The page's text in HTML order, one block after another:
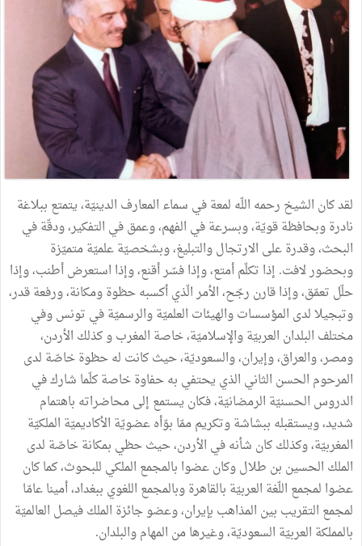
لقد كان الشيخ رحمه اللّه لمعة في سماء المعارف الدينيّة، يتمتع ببلاغة
نادرة وبحافظة قويّة، وبسرعة في الفهم، وعمق في التفكير، ودقّة في
البحث، وقدرة على الارتجال والتبليغ، وبشخصيّة علميّة متميّزة
وبحضور لافت. إذا تكلّم أمتع، وإذا فسّر أقنع، وإذا استعرض أطنب، وإذا
حلّل تعمّق، وإذا قارن رجّح، الأمر الّذي أكسبه حظوة ومكانة، ورفعة قدر،
وتبجيلا لدى المؤسسات والهيئات العلميّة والرسميّة في تونس وفي
مختلف البلدان العربيّة والإسلاميّة، خاصة المغرب و كذلك الأردن،
ومصر، والعراق، وإيران، والسعوديّة، حيث كانت له حظوة خاصّة لدى
المرحوم الحسن الثاني الذي يحتفي به حفاوة خاصة كلّما شارك في
الدروس الحسنيّة الرمضانيّة، فكان يستمع إلى محاضراته باهتمام
شديد، ويستقبله ببشاشة وتكريم ممّا بوّأه عضويّة الأكاديميّة الملكيّة
المغربيّة، وكذلك كان شأنه في الأردن، حيث حظي بمكانة خاصّة لدى
الملك الحسين بن طلال وكان عضوا بالمجمع الملكي للبحوث، كما كان
عضوا لمجمع اللّغة العربيّة بالقاهرة وبالمجمع اللغوي ببغداد، أمينا عامّا
لمجمع التقريب بين المذاهب بإيران، وعضو جائزة الملك فيصل العالميّة
بالمملكة العربيّة السعوديّة، وغيرها من المهام والبلدان.